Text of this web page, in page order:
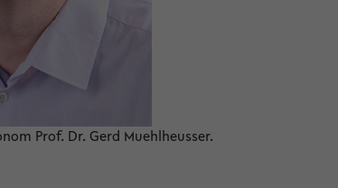
Prof. Dr. Gerd Muehlheusser.